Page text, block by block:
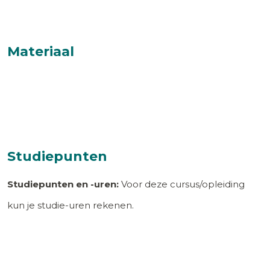
Materiaal
Studiepunten
Studiepunten en -uren: Voor deze cursus/opleiding
kun je studie-uren rekenen.